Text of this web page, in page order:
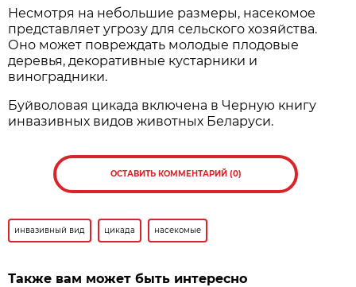
Несмотря на небольшие размеры, насекомое
представляет угрозу для сельского хозяйства.
Оно может повреждать молодые плодовые
деревья, декоративные кустарники и
виноградники.
Буйволовая цикада включена в Черную книгу
инвазивных видов животных Беларуси.
ОСТАВИТЬ КОММЕНТАРИЙ (0)
инвазивный вид цикада насекомые
Также вам может быть интересно